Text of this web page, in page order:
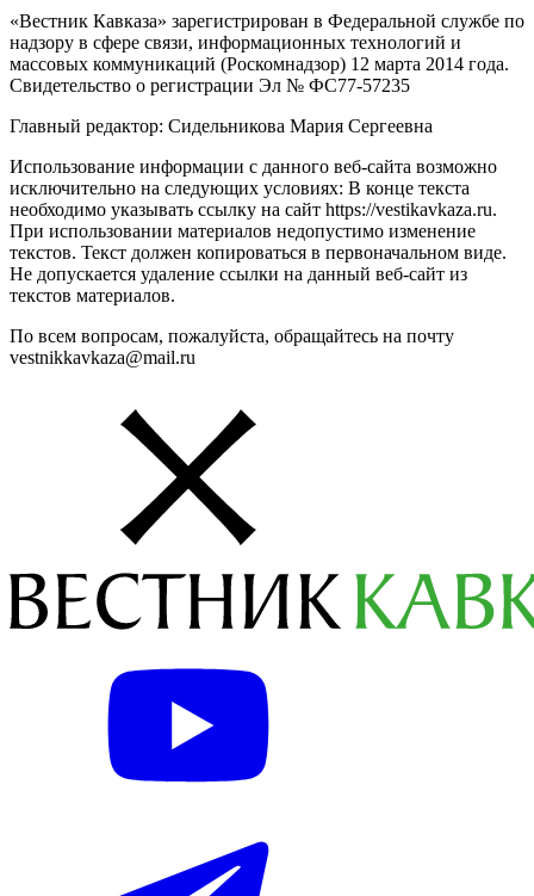
«Вестник Кавказа» зарегистрирован в Федеральной службе по
надзору в сфере связи, информационных технологий и
массовых коммуникаций (Роскомнадзор) 12 марта 2014 года.
Свидетельство о регистрации Эл № ФС77-57235
Главный редактор: Сидельникова Мария Сергеевна
Использование информации с данного веб-сайта возможно
исключительно на следующих условиях: В конце текста
необходимо указывать ссылку на сайт https://vestikavkaza.ru.
При использовании материалов недопустимо изменение
текстов. Текст должен копироваться в первоначальном виде.
Не допускается удаление ссылки на данный веб-сайт из
текстов материалов.
По всем вопросам, пожалуйста, обращайтесь на почту
vestnikkavkaza@mail.ru